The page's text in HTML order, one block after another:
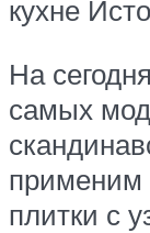
кухне
На
самых
применим
плитки с